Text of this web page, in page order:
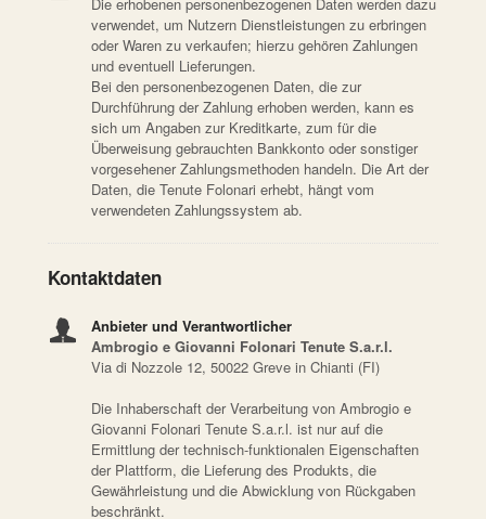
verwendet, um Nutzern Dienstleistungen zu erbringen
oder Waren zu verkaufen; hierzu gehören Zahlungen
und eventuell Lieferungen.
Bei den personenbezogenen Daten, die zur
Durchführung der Zahlung erhoben werden, kann es
sich um Angaben zur Kreditkarte, zum für die
Überweisung gebrauchten Bankkonto oder sonstiger
vorgesehener Zahlungsmethoden handeln. Die Art der
Daten, die Tenute Folonari erhebt, hängt vom
verwendeten Zahlungssystem ab.
Kontaktdaten
Anbieter und Verantwortlicher
Ambrogio e Giovanni Folonari Tenute S.a.r.l.
Via di Nozzole 12, 50022 Greve in Chianti (FI)
Die Inhaberschaft der Verarbeitung von Ambrogio e
Giovanni Folonari Tenute S.a.r.l. ist nur auf die
Ermittlung der technisch-funktionalen Eigenschaften
der Plattform, die Lieferung des Produkts, die
Gewährleistung und die Abwicklung von Rückgaben
beschränkt.